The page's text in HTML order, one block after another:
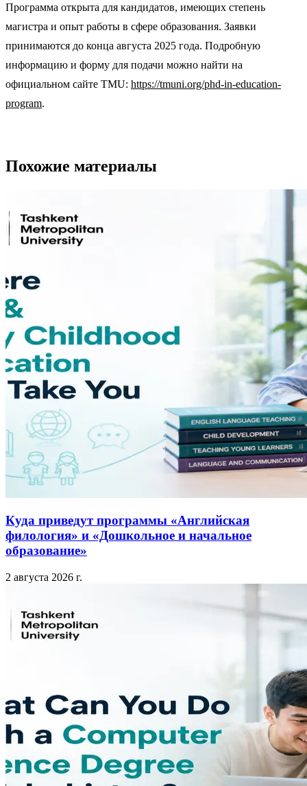
Программа открыта для кандидатов, имеющих степень
магистра и опыт работы в сфере образования. Заявки
принимаются до конца августа 2025 года. Подробную
информацию и форму для подачи можно найти на
официальном сайте TMU: https://tmuni.org/phd-in-education-
program.
Похожие материалы
Куда приведут программы «Английская
филология» и «Дошкольное и начальное
образование»
2 августа 2026 г.